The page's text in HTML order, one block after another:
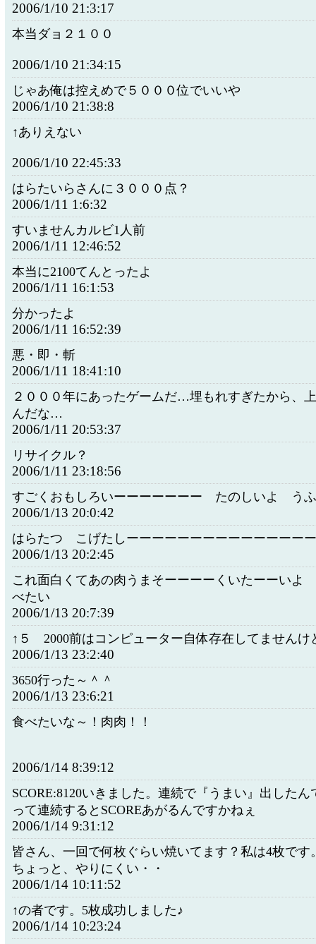
2006/1/10 21:3:17
本当ダョ２１００
2006/1/10 21:34:15
じゃあ俺は控えめで５０００位でいいや
2006/1/10 21:38:8
↑ありえない
2006/1/10 22:45:33
はらたいらさんに３０００点？
2006/1/11 1:6:32
すいませんカルビ1人前
2006/1/11 12:46:52
本当に2100てんとったよ
2006/1/11 16:1:53
分かったよ
2006/1/11 16:52:39
悪・即・斬
2006/1/11 18:41:10
２０００年にあったゲームだ…埋もれすぎたから、
んだな…
2006/1/11 20:53:37
リサイクル？
2006/1/11 23:18:56
すごくおもしろいーーーーーーー たのしいよ う
2006/1/13 20:0:42
はらたつ こげたしーーーーーーーーーーーーーー
2006/1/13 20:2:45
これ面白くてあの肉うまそーーーーくいたーーいよ
べたい
2006/1/13 20:7:39
↑５ 2000前はコンピューター自体存在してませんけ
2006/1/13 23:2:40
3650行った～＾＾
2006/1/13 23:6:21
食べたいな～！肉肉！！
2006/1/14 8:39:12
SCORE:8120いきました。連続で『うまい』出した
って連続するとSCOREあがるんですかねぇ
2006/1/14 9:31:12
皆さん、一回で何枚ぐらい焼いてます？私は4枚です
ちょっと、やりにくい・・
2006/1/14 10:11:52
↑の者です。5枚成功しました♪
2006/1/14 10:23:24